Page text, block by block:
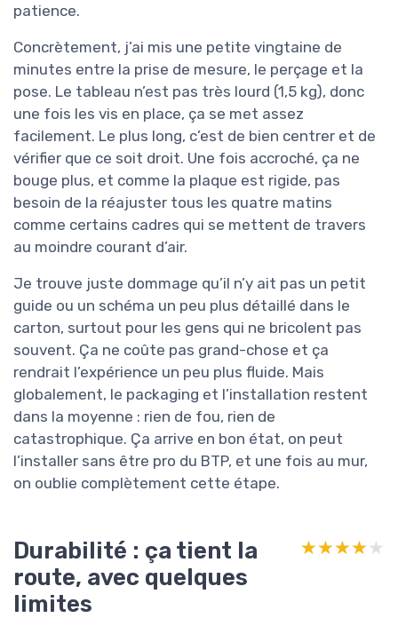
patience.
Concrètement, j’ai mis une petite vingtaine de
minutes entre la prise de mesure, le perçage et la
pose. Le tableau n’est pas très lourd (1,5 kg), donc
une fois les vis en place, ça se met assez
facilement. Le plus long, c’est de bien centrer et de
vérifier que ce soit droit. Une fois accroché, ça ne
bouge plus, et comme la plaque est rigide, pas
besoin de la réajuster tous les quatre matins
comme certains cadres qui se mettent de travers
au moindre courant d’air.
Je trouve juste dommage qu’il n’y ait pas un petit
guide ou un schéma un peu plus détaillé dans le
carton, surtout pour les gens qui ne bricolent pas
souvent. Ça ne coûte pas grand-chose et ça
rendrait l’expérience un peu plus fluide. Mais
globalement, le packaging et l’installation restent
dans la moyenne : rien de fou, rien de
catastrophique. Ça arrive en bon état, on peut
l’installer sans être pro du BTP, et une fois au mur,
on oublie complètement cette étape.
Durabilité : ça tient la
route, avec quelques
limites
★★★★★
★★★★★